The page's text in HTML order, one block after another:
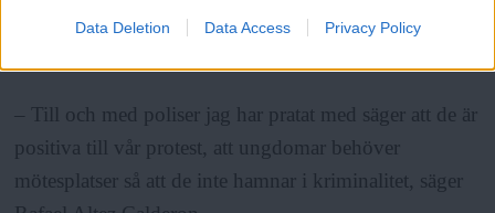
Data Deletion Data Access Privacy Policy
grupper har lovat att ställa sig bakom nätverket. Och
– Till och med poliser jag har pratat med säger att de är
positiva till vår protest, att ungdomar behöver
mötesplatser så att de inte hamnar i kriminalitet, säger